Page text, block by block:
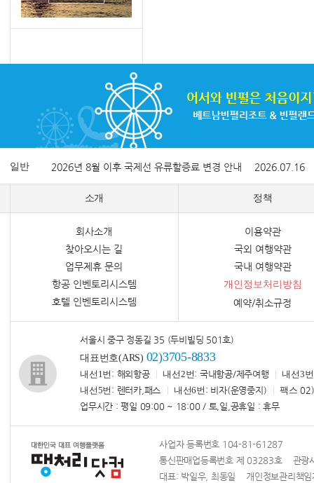
일반 2026년 8월 이후 국제선 유류할증료 변경 안내 2026.07.16
소개
회사소개
찾아오시는 길
업무제휴 문의
항공 인벤토리시스템
호텔 인벤토리시스템
정책
이용약관
국외 여행약관
국내 여행약관
개인정보처리방침
예약/취소규정
서울시 중구 정동길 35 (두비빌딩 501호)
대표번호(ARS) 02)3705-8833
내선1번 : 해외항공 내선2번: 국내항공/제주여행 내선3번
내선5번 : 렌터카,패스 내선6번 : 비자(운영중지) 팩스
업무시간 : 평일 09:00 ~ 18:00 / 토,일,공휴일 : 휴무
사업자 등록번호 104-81-61287
통신판매업등록번호 제 03283호 관광
대표: 박일우, 최동일 개인정보관리책